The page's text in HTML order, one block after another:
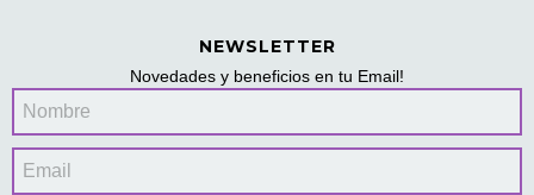
NEWSLETTER
Novedades y beneficios en tu Email!